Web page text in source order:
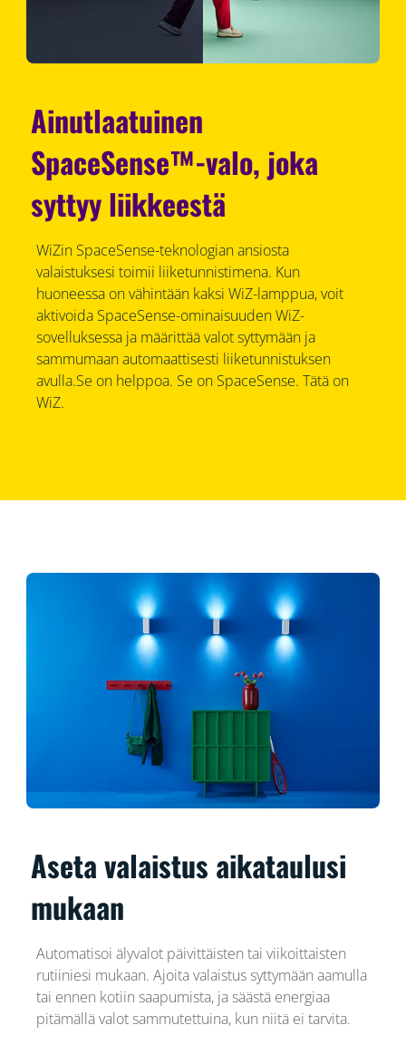
Ainutlaatuinen
SpaceSense™-valo, joka
syttyy liikkeestä
WiZin SpaceSense-teknologian ansiosta
valaistuksesi toimii liiketunnistimena. Kun
huoneessa on vähintään kaksi WiZ-lamppua, voit
aktivoida SpaceSense-ominaisuuden WiZ-
sovelluksessa ja määrittää valot syttymään ja
sammumaan automaattisesti liiketunnistuksen
avulla.Se on helppoa. Se on SpaceSense. Tätä on
WiZ.
Aseta valaistus aikataulusi
mukaan
Automatisoi älyvalot päivittäisten tai viikoittaisten
rutiiniesi mukaan. Ajoita valaistus syttymään aamulla
tai ennen kotiin saapumista, ja säästä energiaa
pitämällä valot sammutettuina, kun niitä ei tarvita.